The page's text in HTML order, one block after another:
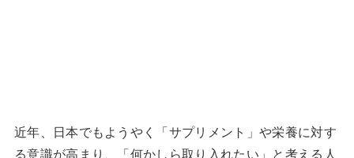
近年、日本でもようやく「サプリメント」や栄養に対す
る意識が高まり、「何かしら取り入れたい」と考える人